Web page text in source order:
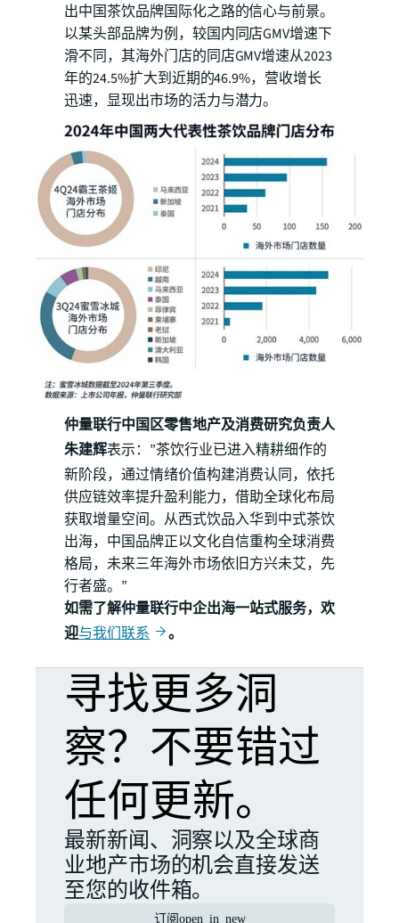
出中国茶饮品牌国际化之路的信心与前景。
以某头部品牌为例，较国内同店GMV增速下
滑不同，其海外门店的同店GMV增速从2023
年的24.5%扩大到近期的46.9%，营收增长
迅速，显现出市场的活力与潜力。
仲量联行中国区零售地产及消费研究负责人
朱建辉表示：”茶饮行业已进入精耕细作的
新阶段，通过情绪价值构建消费认同，依托
供应链效率提升盈利能力，借助全球化布局
获取增量空间。从西式饮品入华到中式茶饮
出海，中国品牌正以文化自信重构全球消费
格局，未来三年海外市场依旧方兴未艾，先
行者盛。”
如需了解仲量联行中企出海一站式服务，欢
迎与我们联系 。
寻找更多洞
察？不要错过
任何更新。
最新新闻、洞察以及全球商
业地产市场的机会直接发送
至您的收件箱。
订阅 open_in_new